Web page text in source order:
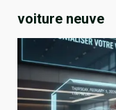
voiture neuve